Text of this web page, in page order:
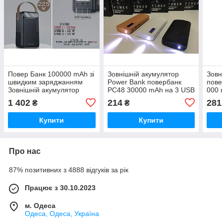
Повер Банк 100000 mAh зі
швидким заряджанням
Зовнішній акумулятор
1 402 ₴
Купити
Зовнішній акумулятор
Power Bank повербанк
PC48 30000 mAh на 3 USB
214₴
Купити
000
281
Про нас
87% позитивних з 4888 відгуків за рік
Працює з 30.10.2023
м. Одеса
Одеса, Одеса, Україна